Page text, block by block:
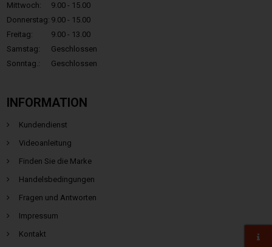
Mittwoch:
9.00 - 15.00
Donnerstag: 9.00 - 15.00
Freitag:
9.00 - 13.00
Samstag:
Geschlossen
Sonntag.:
Geschlossen
INFORMATION
Kundendienst
Videoanleitung
Finden Sie die Marke
Handelsbedingungen
Fragen und Antworten
Impressum
Kontakt